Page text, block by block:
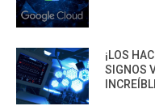
¡LOS
SIGNOS